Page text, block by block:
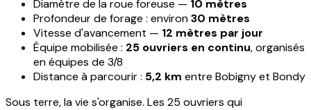
Diamètre de la roue foreuse — 10 mètres
Profondeur de forage : environ30 mètres
Vitesse d'avancement — 12 mètres par jour
Équipe mobilisée : 25 ouvriers en continu, organisés
en équipes de 3/8
Distance à parcourir : 5,2 km entre Bobigny et Bondy
Sous terre, la vie s'organise. Les 25 ouvriers qui